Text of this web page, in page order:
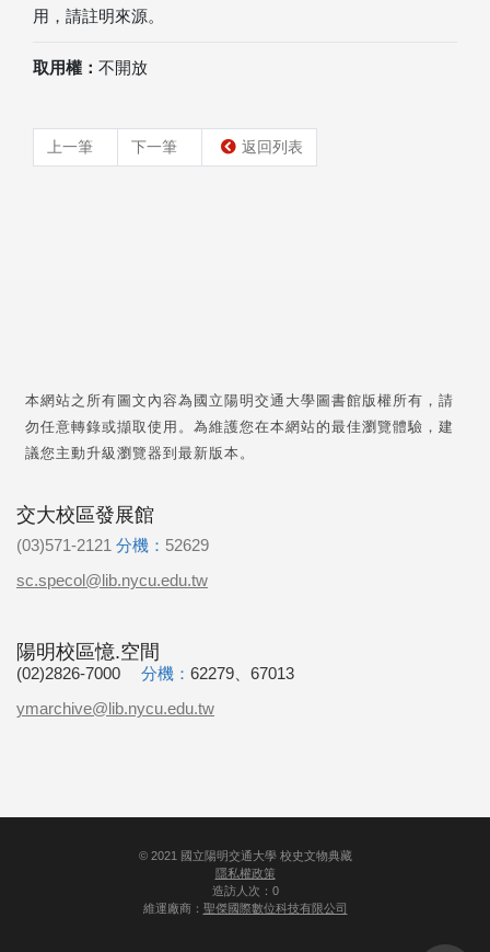
用，請註明來源。
取用權： 不開放
上一筆 下一筆 返回列表
本網站之所有圖文內容為國立陽明交通大學圖書館版權所有，請
勿任意轉錄或擷取使用。為維護您在本網站的最佳瀏覽體驗，建
議您主動升級瀏覽器到最新版本。
交大校區發展館
(03)571-2121 分機： 52629
sc.specol@lib.nycu.edu.tw
陽明校區憶.空間
(02)2826-7000 分機： 62279、67013
ymarchive@lib.nycu.edu.tw
© 2021 國立陽明交通大學 校史文物典藏
隱私權政策
造訪人次：0
維運廠商： 聖傑國際數位科技有限公司